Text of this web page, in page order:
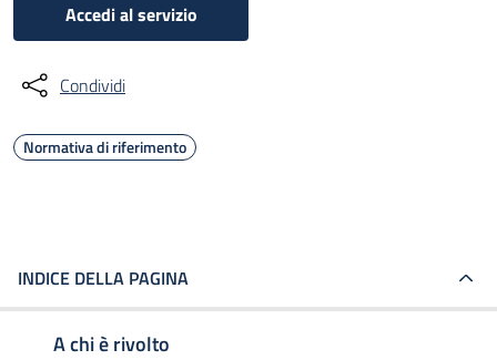
Accedi al servizio
Condividi
Normativa di riferimento
INDICE DELLA PAGINA
A chi è rivolto